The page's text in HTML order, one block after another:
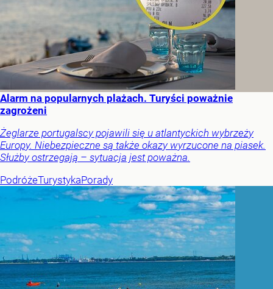
Alarm na popularnych plażach. Turyści poważnie
zagrożeni
Żeglarze portugalscy pojawili się u atlantyckich wybrzeży
Europy. Niebezpieczne są także okazy wyrzucone na piasek.
Służby ostrzegają – sytuacja jest poważna.
PodróżeTurystykaPorady